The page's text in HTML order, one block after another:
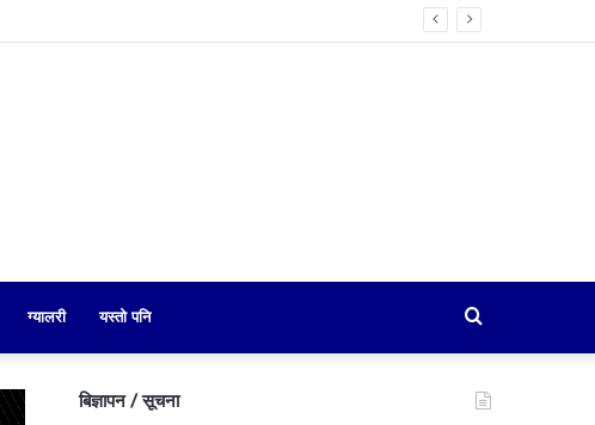
ग्यालरी यस्तो पनि
for
बिज्ञापन / सूचना